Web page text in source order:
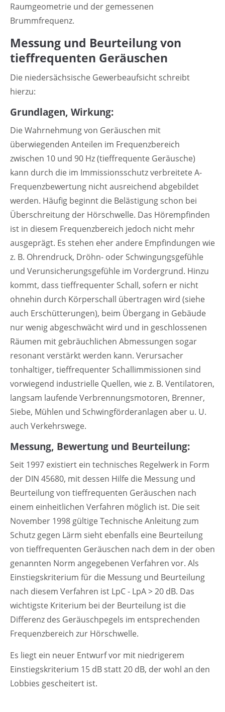
Raumgeometrie und der gemessenen
Brummfrequenz.
Messung und Beurteilung von
tieffrequenten Geräuschen
Die niedersächsische Gewerbeaufsicht schreibt
hierzu:
Grundlagen, Wirkung:
Die Wahrnehmung von Geräuschen mit
überwiegenden Anteilen im Frequenzbereich
zwischen 10 und 90 Hz (tieffrequente Geräusche)
kann durch die im Immissionsschutz verbreitete A-
Frequenzbewertung nicht ausreichend abgebildet
werden. Häufig beginnt die Belästigung schon bei
Überschreitung der Hörschwelle. Das Hörempfinden
ist in diesem Frequenzbereich jedoch nicht mehr
ausgeprägt. Es stehen eher andere Empfindungen wie
z. B. Ohrendruck, Dröhn- oder Schwingungsgefühle
und Verunsicherungsgefühle im Vordergrund. Hinzu
kommt, dass tieffrequenter Schall, sofern er nicht
ohnehin durch Körperschall übertragen wird (siehe
auch Erschütterungen), beim Übergang in Gebäude
nur wenig abgeschwächt wird und in geschlossenen
Räumen mit gebräuchlichen Abmessungen sogar
resonant verstärkt werden kann. Verursacher
tonhaltiger, tieffrequenter Schallimmissionen sind
vorwiegend industrielle Quellen, wie z. B. Ventilatoren,
langsam laufende Verbrennungsmotoren, Brenner,
Siebe, Mühlen und Schwingförderanlagen aber u. U.
auch Verkehrswege.
Messung, Bewertung und Beurteilung:
Seit 1997 existiert ein technisches Regelwerk in Form
der DIN 45680, mit dessen Hilfe die Messung und
Beurteilung von tieffrequenten Geräuschen nach
einem einheitlichen Verfahren möglich ist. Die seit
November 1998 gültige Technische Anleitung zum
Schutz gegen Lärm sieht ebenfalls eine Beurteilung
von tieffrequenten Geräuschen nach dem in der oben
genannten Norm angegebenen Verfahren vor. Als
Einstiegskriterium für die Messung und Beurteilung
nach diesem Verfahren ist LpC - LpA > 20 dB. Das
wichtigste Kriterium bei der Beurteilung ist die
Differenz des Geräuschpegels im entsprechenden
Frequenzbereich zur Hörschwelle.
Es liegt ein neuer Entwurf vor mit niedrigerem
Einstiegskriterium 15 dB statt 20 dB, der wohl an den
Lobbies gescheitert ist.